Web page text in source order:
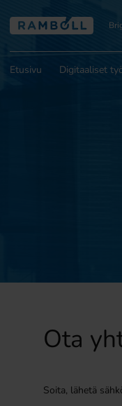
Etusivu Digitaaliset
Ota
Soita, lähetä